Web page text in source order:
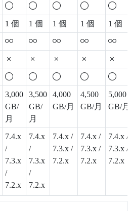
1 個 1 個 1 個 1 個 1 個
3,000
GB/
月
3,500
GB/
月
4,000
GB/月
4,500
GB/月
5,000
GB/月
7.4.x
/
7.3.x
/
7.2.x
7.4.x
/
7.3.x
/
7.2.x
7.4.x /
7.3.x /
7.2.x
7.4.x /
7.3.x /
7.2.x
7.4.x /
7.3.x /
7.2.x